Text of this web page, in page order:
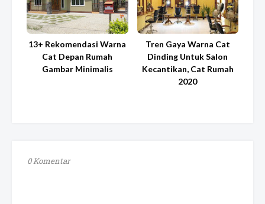
13+ Rekomendasi Warna
Cat Depan Rumah
Gambar Minimalis
Tren Gaya Warna Cat
Dinding Untuk Salon
Kecantikan, Cat Rumah
2020
0 Komentar